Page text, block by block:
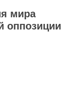
мира
оппозиции